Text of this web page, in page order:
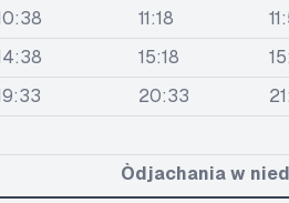
11:18
15:18
20:33
Òdjachania w